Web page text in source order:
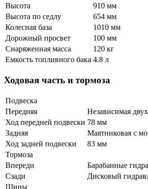
Высота
910 мм
Высота по седлу
654 мм
Колесная база
1010 мм
Дорожный просвет
100 мм
Снаряженная масса
120 кг
Емкость топливного бака 4.8 л
Ходовая часть и тормоза
Подвеска
Передняя
Независимая
Ход передней подвески 78 мм
Задняя
Маятниковая с
Ход задней подвески
83 мм
Тормоза
Впереди
Барабанные
Сзади
Дисковый
Шины